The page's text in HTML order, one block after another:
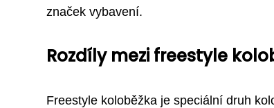
značek vybavení.
Rozdíly mezi freestyle
Freestyle koloběžka je speciální druh